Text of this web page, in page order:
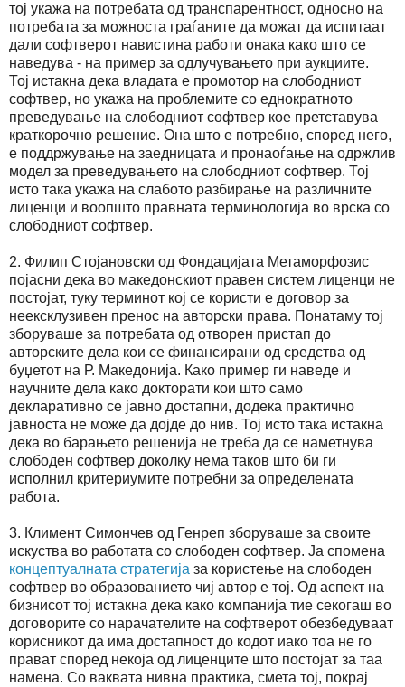
тој укажа на потребата од транспарентност, односно на
потребата за можноста граѓаните да можат да испитаат
дали софтверот навистина работи онака како што се
наведува - на пример за одлучувањето при аукциите.
Тој истакна дека владата е промотор на слободниот
софтвер, но укажа на проблемите со еднократното
преведување на слободниот софтвер кое претставува
краткорочно решение. Она што е потребно, според него,
е поддржување на заедницата и пронаоѓање на одржлив
модел за преведувањето на слободниот софтвер. Тој
исто така укажа на слабото разбирање на различните
лиценци и воопшто правната терминологија во врска со
слободниот софтвер.
2. Филип Стојановски од Фондацијата Метаморфозис
појасни дека во македонскиот правен систем лиценци не
постојат, туку терминот кој се користи е договор за
неексклузивен пренос на авторски права. Понатаму тој
зборуваше за потребата од отворен пристап до
авторските дела кои се финансирани од средства од
буџетот на Р. Македонија. Како пример ги наведе и
научните дела како докторати кои што само
декларативно се јавно достапни, додека практично
јавноста не може да дојде до нив. Тој исто така истакна
дека во барањето решенија не треба да се наметнува
слободен софтвер доколку нема таков што би ги
исполнил критериумите потребни за определената
работа.
3. Климент Симончев од Генреп зборуваше за своите
искуства во работата со слободен софтвер. Ја спомена
концептуалната стратегија за користење на слободен
софтвер во образованието чиј автор е тој. Од аспект на
бизнисот тој истакна дека како компанија тие секогаш во
договорите со нарачателите на софтверот обезбедуваат
корисникот да има достапност до кодот иако тоа не го
прават според некоја од лиценците што постојат за таа
намена. Со ваквата нивна практика, смета тој, покрај